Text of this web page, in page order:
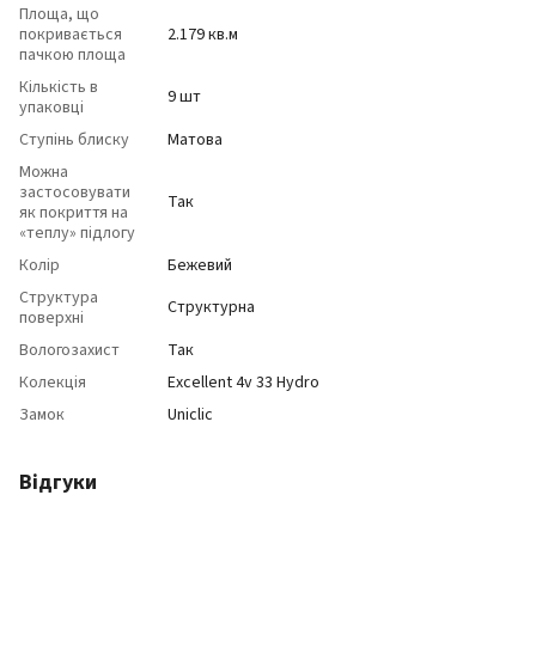
Площа, що
покривається
пачкою площа
2.179 кв.м
Кількість в
упаковці
9 шт
Ступінь блиску
Матова
Можна
застосовувати
як покриття на
«теплу» підлогу
Так
Колір
Бежевий
Структура
поверхні
Структурна
Вологозахист
Так
Колекція
Excellent 4v 33 Hydro
Замок
Uniclic
Відгуки